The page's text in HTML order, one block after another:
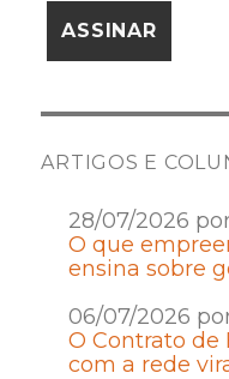
ARTIGOS E
28/07/2026
O que
ensina sobre
06/07/2026
O Contrato de
com a rede